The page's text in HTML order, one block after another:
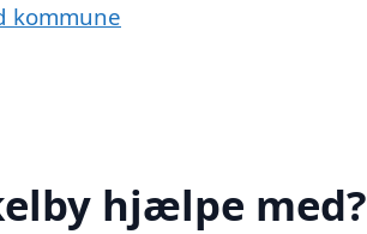
kommune
hjælpe med?